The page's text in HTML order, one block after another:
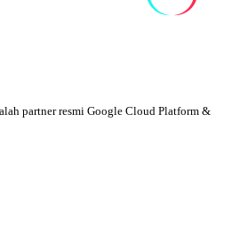
partner resmi Google Cloud Platform &